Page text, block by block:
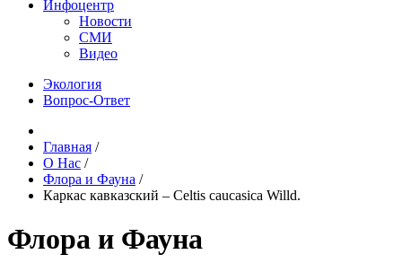
Инфоцентр
Новости
СМИ
Видео
Экология
Вопрос-Ответ
Главная /
О Нас /
Флора и Фауна /
Каркас кавказский – Celtis caucasica Willd.
Флора и Фауна